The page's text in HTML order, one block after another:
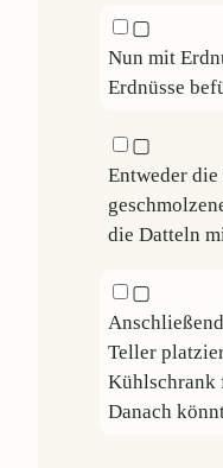
▢
Nun mit
Erdnüsse
▢
Entweder
die Datteln
▢
Teller
Kühlschrank
Danach